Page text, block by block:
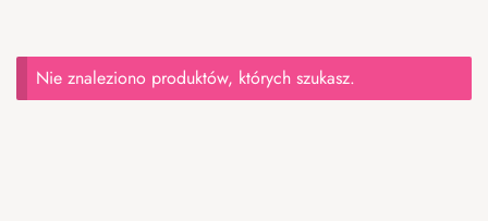
Nie znaleziono produktów, których szukasz.